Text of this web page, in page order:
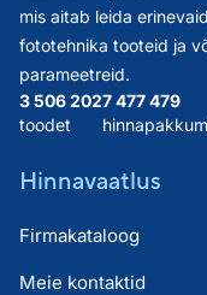
mis aitab leida
fototehnika tooteid ja
parameetreid.
3 506 202
toodet
7 477 479
Hinnavaatlus
Firmakataloog
Meie kontaktid